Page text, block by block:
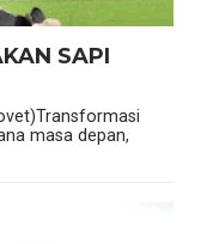
SAPI
masa depan,